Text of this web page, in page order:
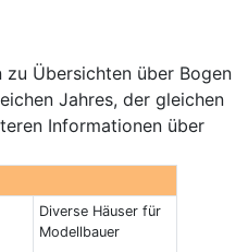
Übersichten über Bogen
Jahres, der gleichen
Informationen über
Diverse Häuser für
Modellbauer